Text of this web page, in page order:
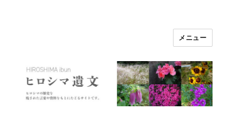
メニュー